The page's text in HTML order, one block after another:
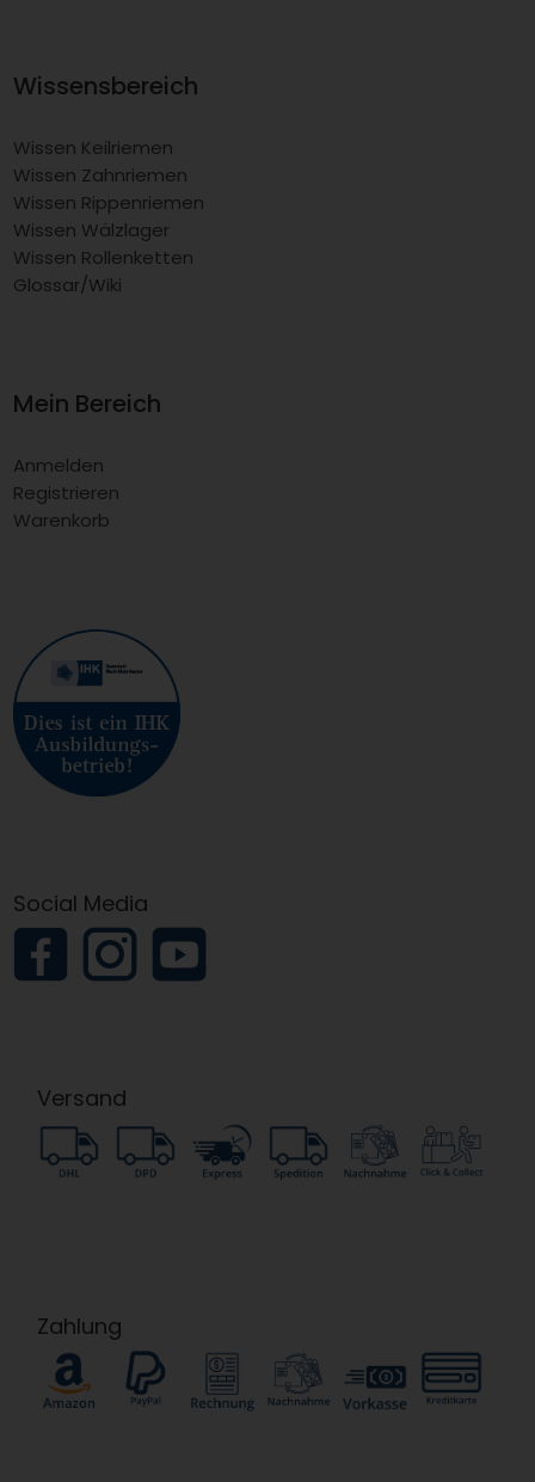
Wissensbereich
Wissen Keilriemen
Wissen Zahnriemen
Wissen Rippenriemen
Wissen Wälzlager
Wissen Rollenketten
Glossar/Wiki
Mein Bereich
Anmelden
Registrieren
Warenkorb
Social Media
Versand
Zahlung